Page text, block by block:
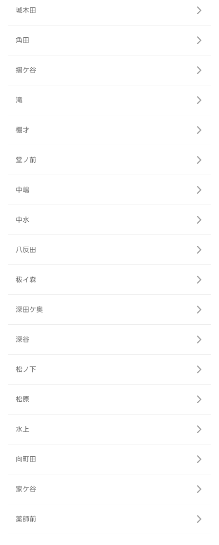
城木田
角田
摺ケ谷
滝
棚才
堂ノ前
中嶋
中水
八反田
秡イ森
深田ケ奥
深谷
松ノ下
松原
水上
向町田
家ケ谷
薬師前